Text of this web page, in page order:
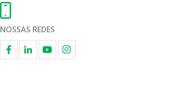
NOSSAS REDES